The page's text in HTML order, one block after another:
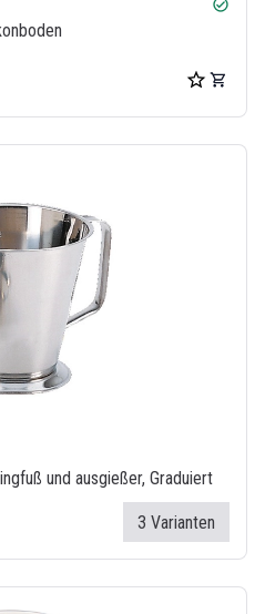
check_circle
und ausgießer, Graduiert
3 Varianten